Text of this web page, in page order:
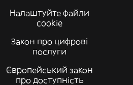
Налаштуйте файли
cookie
Закон про цифрові
послуги
Європейський закон
про доступність